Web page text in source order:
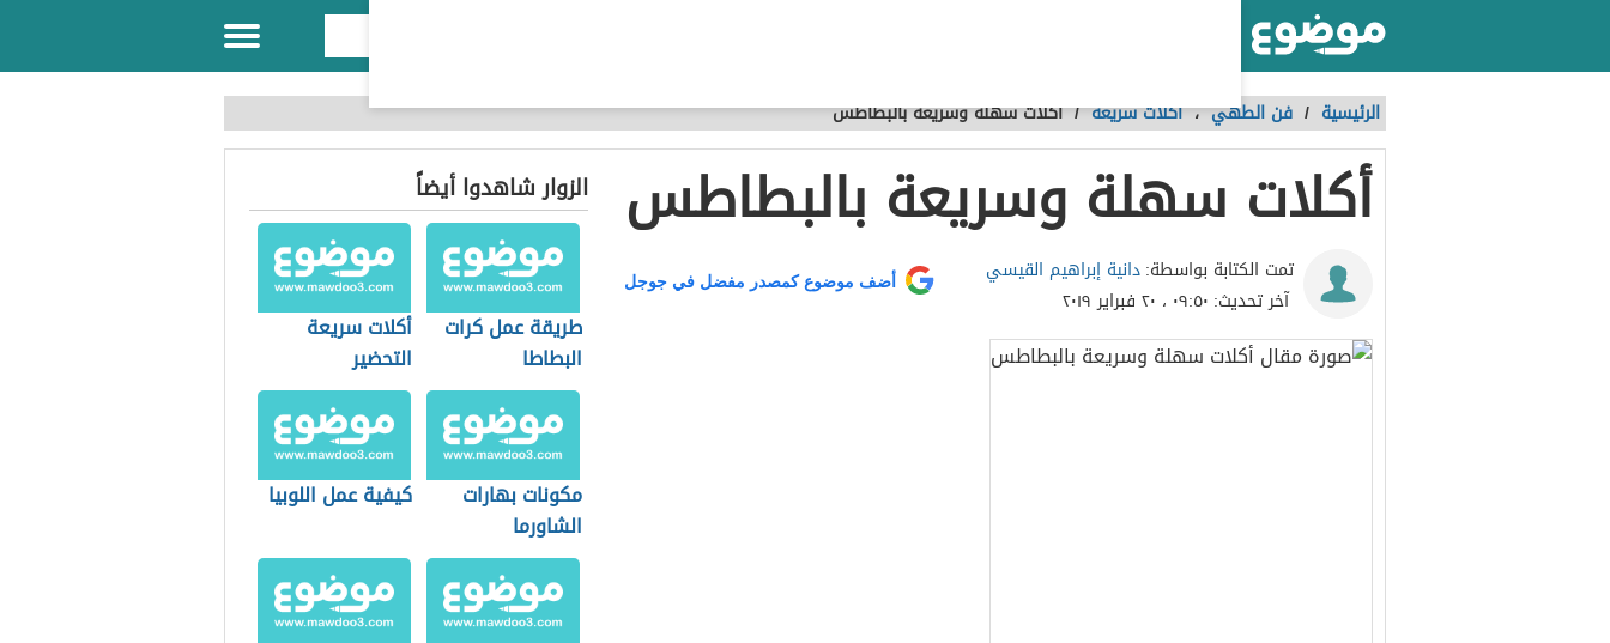
الرئيسية / فن الطهي،أكلات سريعة /أكلات سهلة وسريعة بالبطاطس
أكلات سهلة وسريعة بالبطاطس
تمت الكتابة بواسطة:دانية إبراهيم القيسي
آخر تحديث: ٠٩:٥٠ ، ٢٠ فبراير ٢٠١٩
أضف موضوع كمصدر مفضل في جوجل
الزوار شاهدوا أيضاً
طريقة عمل كرات
البطاطا
أكلات سريعة
التحضير
مكونات بهارات
الشاورما
كيفية عمل اللوبيا